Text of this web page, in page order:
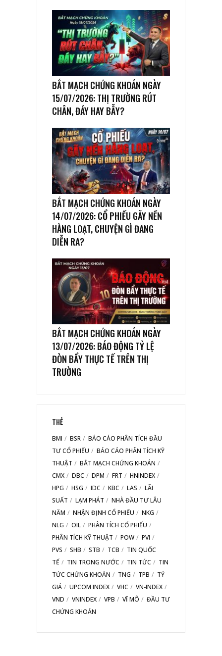
BẮT MẠCH CHỨNG KHOÁN NGÀY
15/07/2026: THỊ TRƯỜNG RÚT
CHÂN, ĐÁY HAY BẪY?
BẮT MẠCH CHỨNG KHOÁN NGÀY
14/07/2026: CỔ PHIẾU GÃY NỀN
HÀNG LOẠT, CHUYỆN GÌ ĐANG
DIỄN RA?
BẮT MẠCH CHỨNG KHOÁN NGÀY
13/07/2026: BÁO ĐỘNG TỶ LỆ
ĐÒN BẨY THỰC TẾ TRÊN THỊ
TRƯỜNG
THẺ
BMI BSR
BÁO CÁO PHÂN TÍCH ĐẦU
TƯ CỔ PHIẾU
BÁO CÁO PHÂN TÍCH KỸ
THUẬT
BẮT MẠCH CHỨNG KHOÁN
CMX
DBC DPM FRT
HNINDEX
HPG
HSG IDC KBC LAS
LÃI
SUẤT
LẠM PHÁT
NHÀ ĐẦU TƯ LÂU
NĂM
NHẬN ĐỊNH CỔ PHIẾU
NKG
NLG
OIL
PHÂN TÍCH CỔ PHIẾU
PHÂN TÍCH KỸ THUẬT
POW
PVI
PVS
SHB STB TCB
TIN QUỐC
TẾ
TIN TRONG NƯỚC TIN TỨC
TIN
TỨC CHỨNG KHOÁN
TNG TPB
TỶ
GIÁ
UPCOM INDEX VHC
VN-INDEX
VND
VNINDEX VPB VĨ MÔ
ĐẦU TƯ
CHỨNG KHOÁN